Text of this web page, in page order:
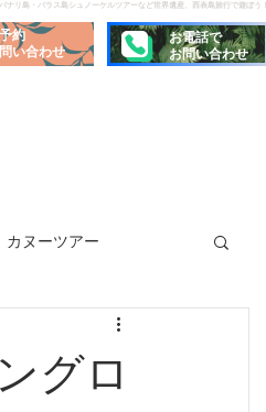
リ島・バラス島シュノーケルツアーなど世界遺産、西表島旅行で遊ぼう！
約
い合わせ
お電話で
お問い合わせ
カヌーツアー
グロ